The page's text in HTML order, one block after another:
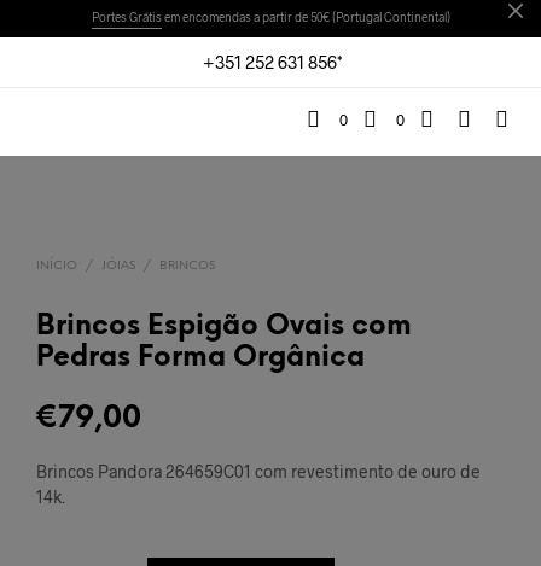
Portes Grátisem encomendas a partir de 50€ (Portugal Continental)
+351 252 631 856*
0 0
INÍCIO / JÓIAS / BRINCOS
Brincos Espigão Ovais com
Pedras Forma Orgânica
€79,00
Brincos Pandora 264659C01 com revestimento de ouro de
14k.